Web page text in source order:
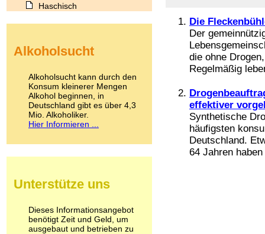
Die
Der
die ohne
Regelmäßig
effektiver
Synthetische
häufigsten
Deutschland.
64 Jahren
Haschisch
Kokain
LSD
Marihuana
Medikamente
Meskalin
Metamphetamin
Methadon
Pilze
Psychopharmaka
Schlafmittel
Schmerzmittel
Alkoholsucht
Alkoholsucht kann durch den
Konsum kleinerer Mengen
Alkohol beginnen, in
Deutschland gibt es über 4,3
Mio. Alkoholiker.
Hier Informieren ...
Unterstütze uns
Dieses Informationsangebot
benötigt Zeit und Geld, um
ausgebaut und betrieben zu